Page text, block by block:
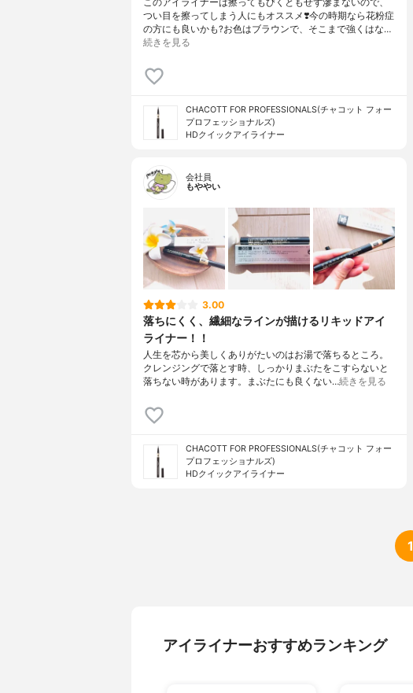
このアイライナーは擦ってもびくともせず滲まないので、
つい目を擦ってしまう人にもオススメ❣️今の時期なら花粉症
の方にも良いかも?お色はブラウンで、そこまで強くはな…
続きを見る
CHACOTT FOR PROFESSIONALS(チャコット フォー
プロフェッショナルズ)
HDクイックアイライナー
会社員
もややい
3.00
落ちにくく、繊細なラインが描けるリキッドアイ
ライナー！！
人生を芯から美しくありがたいのはお湯で落ちるところ。
クレンジングで落とす時、しっかりまぶたをこすらないと
落ちない時があります。まぶたにも良くない…続きを見る
CHACOTT FOR PROFESSIONALS(チャコット フォー
プロフェッショナルズ)
HDクイックアイライナー
1
アイライナーおすすめランキング